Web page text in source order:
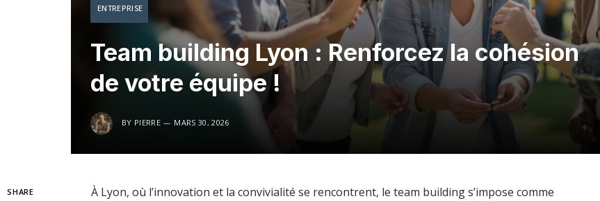
ENTREPRISE
Team building Lyon : Renforcez la cohésion
de votre équipe !
BY PIERRE MARS 30, 2026
SHARE
À Lyon, où l’innovation et la convivialité se rencontrent, le team building s’impose comme